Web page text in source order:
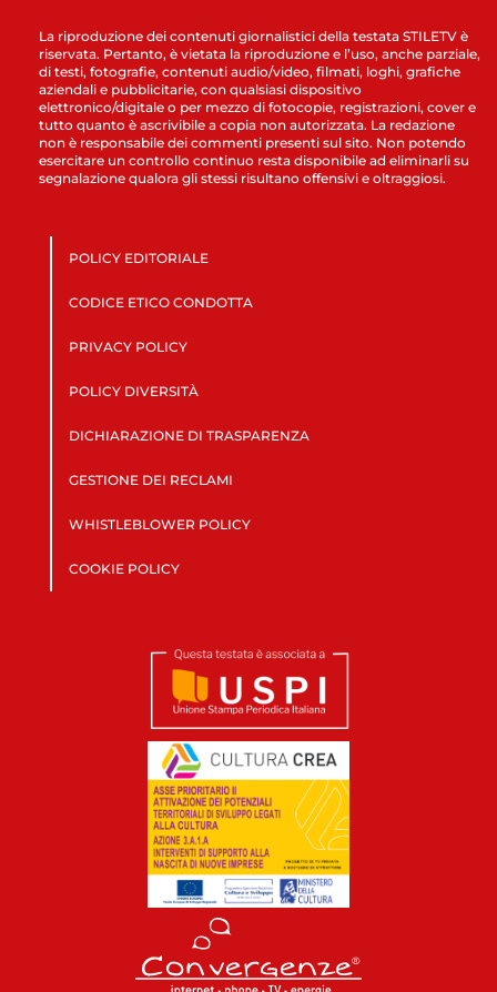
La riproduzione dei contenuti giornalistici della testata STILETV è
riservata. Pertanto, è vietata la riproduzione e l’uso, anche parziale,
di testi, fotografie, contenuti audio/video, filmati, loghi, grafiche
aziendali e pubblicitarie, con qualsiasi dispositivo
elettronico/digitale o per mezzo di fotocopie, registrazioni, cover e
tutto quanto è ascrivibile a copia non autorizzata. La redazione
non è responsabile dei commenti presenti sul sito. Non potendo
esercitare un controllo continuo resta disponibile ad eliminarli su
segnalazione qualora gli stessi risultano offensivi e oltraggiosi.
POLICY EDITORIALE
CODICE ETICO CONDOTTA
PRIVACY POLICY
POLICY DIVERSITÀ
DICHIARAZIONE DI TRASPARENZA
GESTIONE DEI RECLAMI
WHISTLEBLOWER POLICY
COOKIE POLICY